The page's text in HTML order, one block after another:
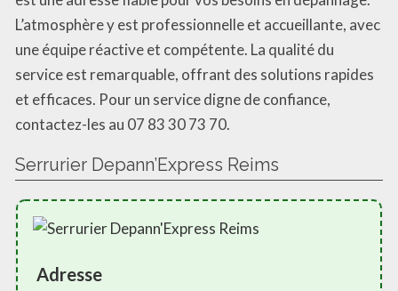
L’atmosphère y est professionnelle et accueillante, avec
une équipe réactive et compétente. La qualité du
service est remarquable, offrant des solutions rapides
et efficaces. Pour un service digne de confiance,
contactez-les au 07 83 30 73 70.
Serrurier Depann’Express Reims
Adresse